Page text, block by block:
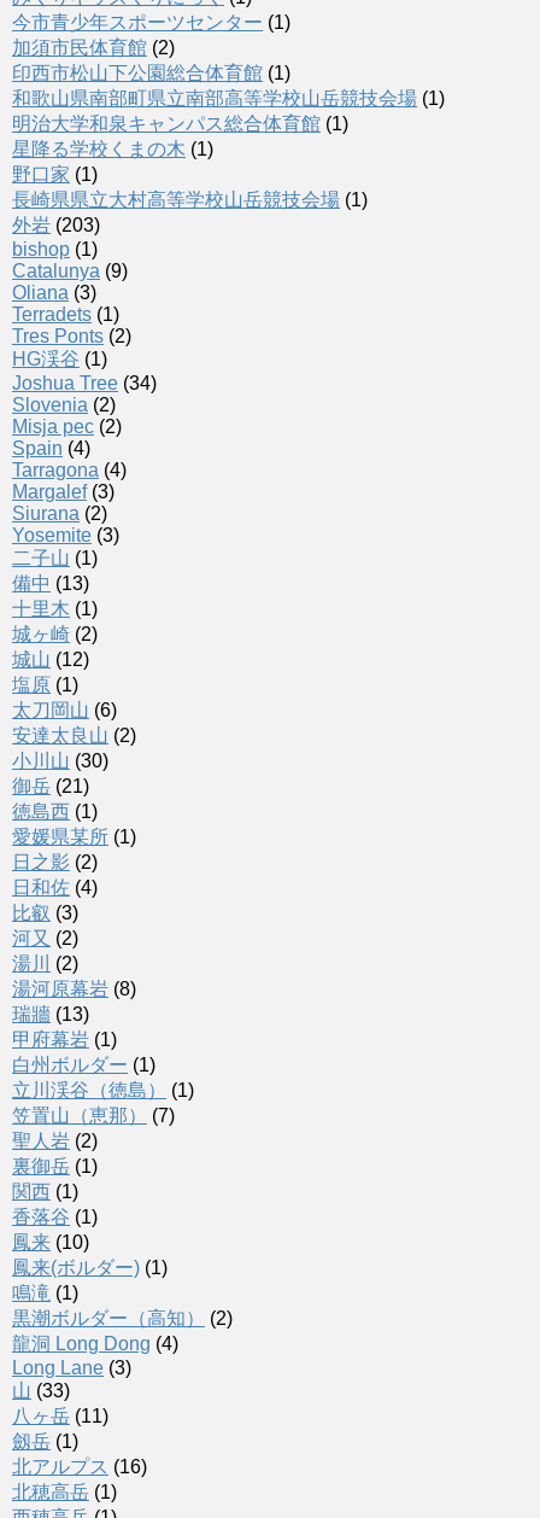
今市青少年スポーツセンター (1)
加須市民体育館 (2)
印西市松山下公園総合体育館 (1)
和歌山県南部町県立南部高等学校山岳競技会場 (1)
明治大学和泉キャンパス総合体育館 (1)
星降る学校くまの木 (1)
野口家 (1)
長崎県県立大村高等学校山岳競技会場 (1)
外岩 (203)
bishop (1)
Catalunya (9)
Oliana (3)
Terradets (1)
Tres Ponts (2)
HG渓谷 (1)
Joshua Tree (34)
Slovenia (2)
Misja pec (2)
Spain (4)
Tarragona (4)
Margalef(3)
Siurana (2)
Yosemite (3)
二子山 (1)
備中 (13)
十里木 (1)
城ヶ崎 (2)
城山 (12)
塩原 (1)
太刀岡山 (6)
安達太良山 (2)
小川山 (30)
御岳 (21)
徳島西 (1)
愛媛県某所 (1)
日之影 (2)
日和佐 (4)
比叡 (3)
河又 (2)
湯川
(2)
湯河原幕岩 (8)
瑞牆 (13)
甲府幕岩 (1)
白州ボルダー (1)
立川渓谷（徳島）
(1)
笠置山（恵那）
(7)
聖人岩 (2)
裏御岳 (1)
関西 (1)
香落谷 (1)
鳳来 (10)
鳳来(ボルダー) (1)
鳴滝 (1)
黒潮ボルダー（高知）
(2)
龍洞 Long Dong (4)
Long Lane (3)
山 (33)
八ヶ岳 (11)
劔岳 (1)
北アルプス (16)
北穂高岳 (1)